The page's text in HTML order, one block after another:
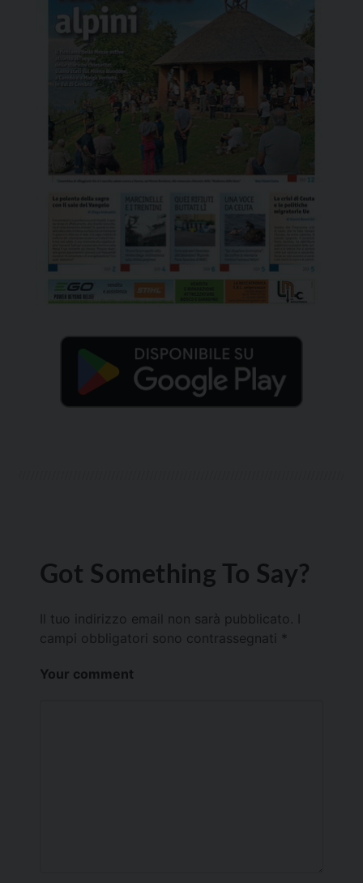
Got Something To Say?
Il tuo indirizzo email non sarà pubblicato.
campi obbligatori sono contrassegnati *
Your comment